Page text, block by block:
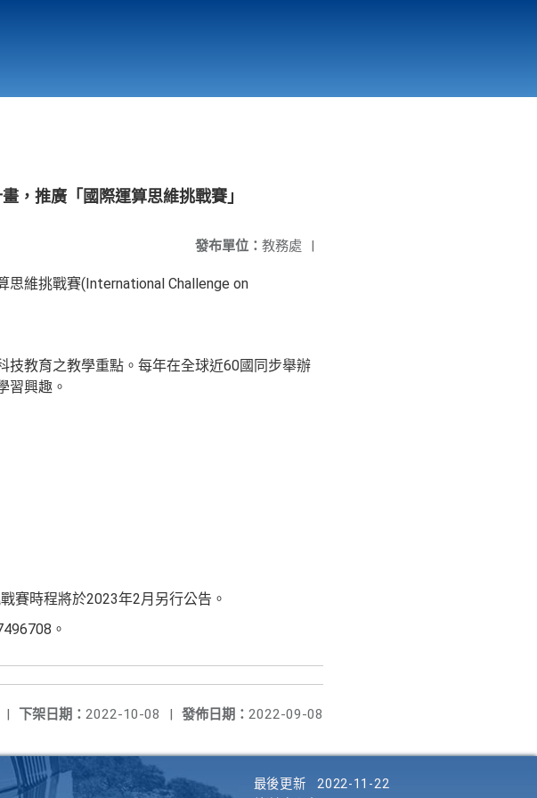
，推廣「國際運算思維挑戰賽」
發布單位： 教務處 |
維挑戰賽(International Challenge on
教育之教學重點。每年在全球近60國同步舉辦
習興趣。
賽時程將於2023年2月另行公告。
。
發佈日期： 2022-09-08
下架日期： 2022-10-08 |
|
最後更新
2022-11-22